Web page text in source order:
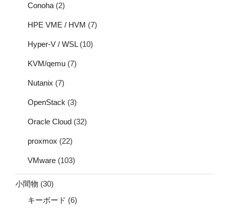
Conoha (2)
HPE VME / HVM (7)
Hyper-V / WSL(10)
KVM/qemu (7)
Nutanix (7)
OpenStack (3)
Oracle Cloud (32)
proxmox (22)
VMware (103)
小間物 (30)
キーボード (6)